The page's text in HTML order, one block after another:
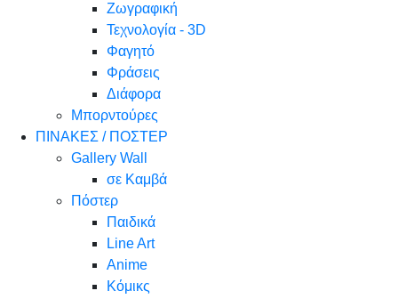
Ζωγραφική
Τεχνολογία - 3D
Φαγητό
Φράσεις
Διάφορα
Μπορντούρες
ΠΙΝΑΚΕΣ / ΠΟΣΤΕΡ
Gallery Wall
σε Καμβά
Πόστερ
Παιδικά
Line Art
Anime
Κόμικς